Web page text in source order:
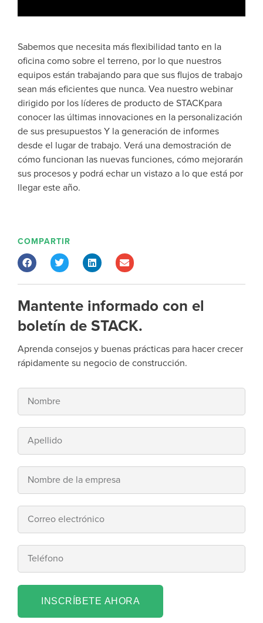
Sabemos que necesita más flexibilidad tanto en la
oficina como sobre el terreno, por lo que nuestros
equipos están trabajando para que sus flujos de trabajo
sean más eficientes que nunca. Vea nuestro webinar
dirigido por los líderes de producto de STACKpara
conocer las últimas innovaciones en la personalización
de sus presupuestos Y la generación de informes
desde el lugar de trabajo. Verá una demostración de
cómo funcionan las nuevas funciones, cómo mejorarán
sus procesos y podrá echar un vistazo a lo que está por
llegar este año.
COMPARTIR
Mantente informado con el
boletín de STACK.
Aprenda consejos y buenas prácticas para hacer crecer
rápidamente su negocio de construcción.
INSCRÍBETE AHORA